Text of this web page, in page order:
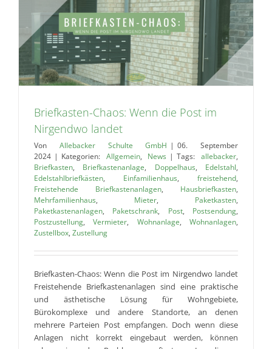
Briefkasten-Chaos: Wenn die Post im
Nirgendwo landet
Von Allebacker Schulte GmbH | 06. September
2024 | Kategorien: Allgemein, News | Tags:allebacker,
Briefkasten, Briefkastenanlage, Doppelhaus, Edelstahl,
Edelstahlbriefkästen, Einfamilienhaus, freistehend,
Freistehende Briefkastenanlagen, Hausbriefkasten,
Mehrfamilienhaus, Mieter, Paketkasten,
Paketkastenanlagen, Paketschrank, Post, Postsendung,
Postzustellung,Vermieter, Wohnanlage,Wohnanlagen,
Zustellbox, Zustellung
Briefkasten-Chaos: Wenn die Post im Nirgendwo landet
Freistehende Briefkastenanlagen sind eine praktische
und ästhetische Lösung für Wohngebiete,
Bürokomplexe und andere Standorte, an denen
mehrere Parteien Post empfangen. Doch wenn diese
Anlagen nicht korrekt eingebaut werden, können